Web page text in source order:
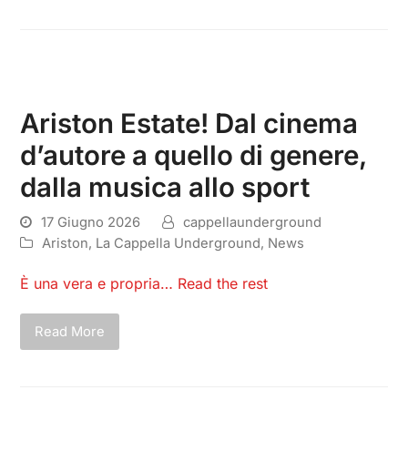
Ariston Estate! Dal cinema
d’autore a quello di genere,
dalla musica allo sport
17 Giugno 2026
cappellaunderground
Ariston, La Cappella Underground, News
È una vera e propria… Read the rest
Read More